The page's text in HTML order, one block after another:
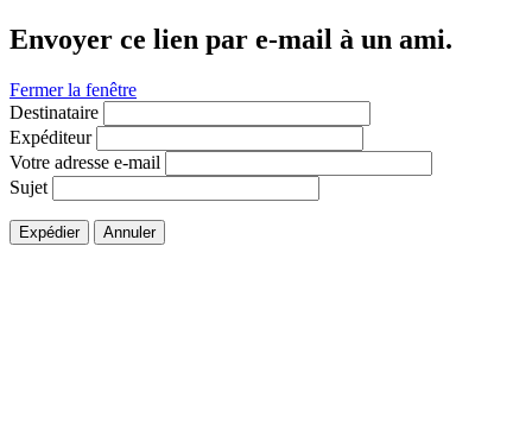
Envoyer ce lien par e-mail à un ami.
Fermer la fenêtre
Destinataire
Expéditeur
Votre adresse e-mail
Sujet
Expédier Annuler